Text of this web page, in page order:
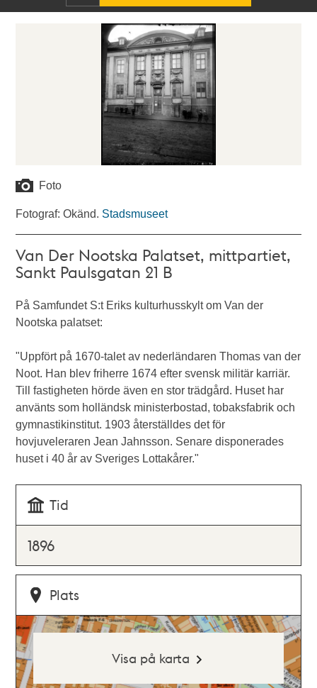
Foto
Fotograf: Okänd. Stadsmuseet
Van Der Nootska Palatset, mittpartiet,
Sankt Paulsgatan 21 B
På Samfundet S:t Eriks kulturhusskylt om Van der
Nootska palatset:
"Uppfört på 1670-talet av nederländaren Thomas van der
Noot. Han blev friherre 1674 efter svensk militär karriär.
Till fastigheten hörde även en stor trädgård. Huset har
använts som holländsk ministerbostad, tobaksfabrik och
gymnastikinstitut. 1903 återställdes det för
hovjuveleraren Jean Jahnsson. Senare disponerades
huset i 40 år av Sveriges Lottakårer."
Tid
1896
Plats
Visa på karta